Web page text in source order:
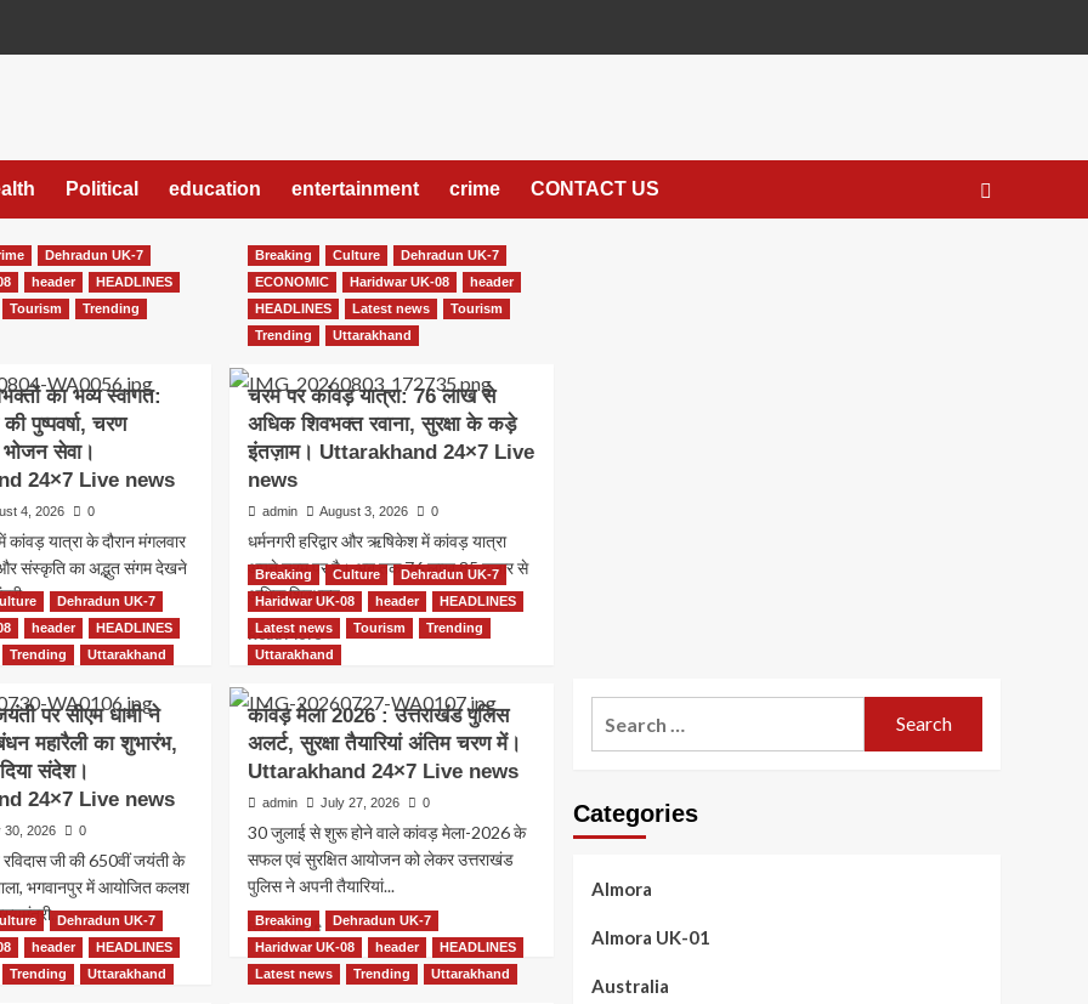
Political education entertainment crime CONTACT US
Dehradun UK-7
header
HEADLINES
Tourism
Trending
का भव्य स्वागत:
पुष्पवर्षा, चरण
भोजन सेवा।
24×7 Live news
4, 2026 0
में कांवड़ यात्रा के दौरान मंगलवार
संस्कृति का अद्भुत संगम देखने
Breaking Culture
Dehradun UK-7
ECONOMIC
Haridwar UK-08
header
HEADLINES
Latest news
Tourism
Trending
Uttarakhand
चरम पर कांवड़ यात्रा: 76 लाख से
अधिक शिवभक्त रवाना, सुरक्षा के कड़े
इंतज़ाम। Uttarakhand 24×7 Live
news
admin August 3, 2026 0
धर्मनगरी हरिद्वार और ऋषिकेश में कांवड़ यात्रा
अपने चरम पर है। अब तक 76 लाख 85 हजार से
अधिक शिवभक्त...
Read MoreRead
more
चरम
पर
कांवड़
यात्रा:
लाख
से
अधिक
शिवभक्त
रवाना,
सुरक्षा
के
कड़े
Dehradun UK-7
header
HEADLINES
Trending Uttarakhand
पर सीएम धामी ने
महारैली का शुभारंभ,
संदेश।
24×7 Live news
30, 2026 0
जी की 650वीं जयंती के
भगवानपुर में आयोजित कलश
Breaking Culture
Dehradun UK-7
Haridwar UK-08
header
HEADLINES
Latest news
Tourism
Trending
Uttarakhand
कांवड़ मेला 2026 : उत्तराखंड पुलिस
अलर्ट, सुरक्षा तैयारियां अंतिम चरण में।
Uttarakhand 24×7 Live news
admin July 27, 2026 0
30 जुलाई से शुरू होने वाले कांवड़ मेला-2026 के
सफल एवं सुरक्षित आयोजन को लेकर उत्तराखंड
पुलिस ने अपनी तैयारियां...
Read MoreRead
more
about
Dehradun UK-7
header
HEADLINES
Trending Uttarakhand
Breaking
Dehradun UK-7
Haridwar UK-08
header
HEADLINES
Latest news
Trending Uttarakhand
Categories
Almora
Almora UK-01
Australia